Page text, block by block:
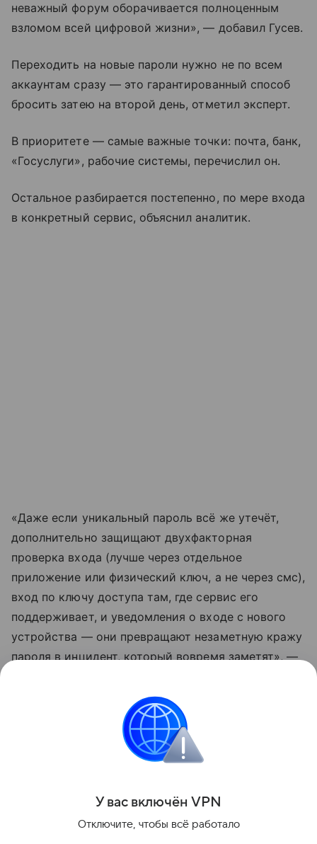
неважный форум оборачивается полноценным
взломом всей цифровой жизни», — добавил Гусев.
Переходить на новые пароли нужно не по всем
аккаунтам сразу — это гарантированный способ
бросить затею на второй день, отметил эксперт.
В приоритете — самые важные точки: почта, банк,
«Госуслуги», рабочие системы, перечислил он.
Остальное разбирается постепенно, по мере входа
в конкретный сервис, объяснил аналитик.
«Даже если уникальный пароль всё же утечёт,
дополнительно защищают двухфакторная
проверка входа (лучше через отдельное
приложение или физический ключ, а не через смс),
вход по ключу доступа там, где сервис его
поддерживает, и уведомления о входе с нового
устройства — они превращают незаметную кражу
пароля в инцидент, который вовремя заметят», —
Ранее россиян предупредили, что мошенники
обманывают с помощью «подтверждения»
Поделиться
У вас включён VPN
Отключите, чтобы всё работало